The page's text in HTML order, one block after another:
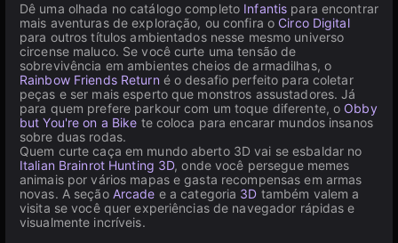
Dê uma olhada no catálogo completo Infantis para encontrar
mais aventuras de exploração, ou confira o Circo Digital
para outros títulos ambientados nesse mesmo universo
circense maluco. Se você curte uma tensão de
sobrevivência em ambientes cheios de armadilhas, o
Rainbow Friends Return é o desafio perfeito para coletar
peças e ser mais esperto que monstros assustadores. Já
para quem prefere parkour com um toque diferente, o Obby
but You're on a Bike te coloca para encarar mundos insanos
sobre duas rodas.
Quem curte caça em mundo aberto 3D vai se esbaldar no
Italian Brainrot Hunting 3D, onde você persegue memes
animais por vários mapas e gasta recompensas em armas
novas. A seção Arcade e a categoria 3D também valem a
visita se você quer experiências de navegador rápidas e
visualmente incríveis.